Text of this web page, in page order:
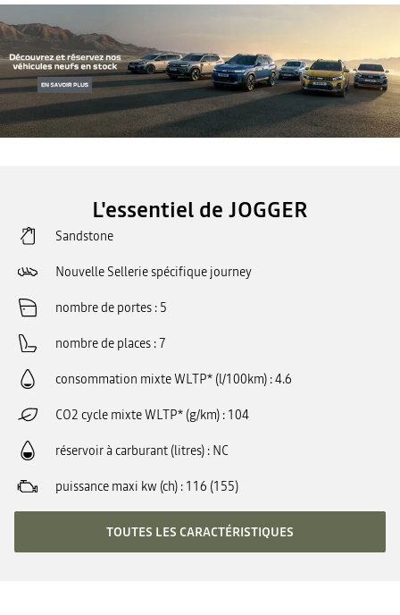
L'essentiel de JOGGER
Sandstone
Nouvelle Sellerie spécifique journey
nombre de portes 5
nombre de places 7
consommation mixte WLTP* (l/100km) 4.6
CO2 cycle mixte WLTP* (g/km) 104
réservoir à carburant (litres) NC
puissance maxi kw (ch) 116 (155)
TOUTES LES CARACTÉRISTIQUES